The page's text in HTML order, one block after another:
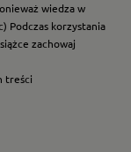
wiedza w
Podczas korzystania
zachowaj
treści